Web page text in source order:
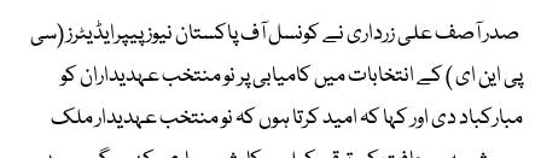
صدر آصف علی زرداری نے کونسل آف پاکستان نیوز پیپرایڈیٹرز (سی
پی این ای ) کے انتخابات میں کامیابی پر نو منتخب عہدیداران کو
مبارکباد دی اور کہا کہ امید کرتا ہوں کہ نو منتخب عہدیدار ملک